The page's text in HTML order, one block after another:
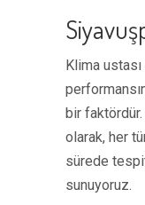
Klima ustası
bir
olarak, her
sürede
sunuyoruz.